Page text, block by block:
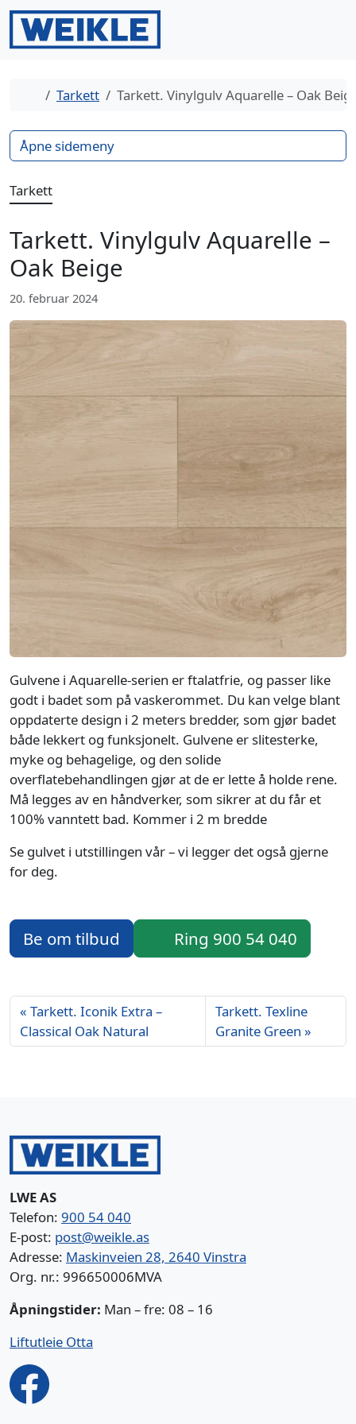
Gå til innhold
Gå til bunntekst
HjemTarkett Tarkett. Vinylgulv Aquarelle – Oak
Tarkett
Tarkett. Vinylgulv Aquarelle –
Oak Beige
20. februar 2024
Gulvene i Aquarelle-serien er ftalatfrie, og passer like
godt i badet som på vaskerommet. Du kan velge blant
oppdaterte design i 2 meters bredder, som gjør badet
både lekkert og funksjonelt. Gulvene er slitesterke,
myke og behagelige, og den solide
overflatebehandlingen gjør at de er lette å holde rene.
Må legges av en håndverker, som sikrer at du får et
100% vanntett bad. Kommer i 2 m bredde
Se gulvet i utstillingen vår – vi legger det også gjerne
for deg.
Be om tilbud Ring 900 54 040
Tarkett. Iconik Extra –
Classical Oak Natural
Tarkett. Texline
Granite Green
Åpne sidemeny
LWE AS
Telefon: 900 54 040
E-post: post@weikle.as
Adresse: Maskinveien 28, 2640 Vinstra
Org. nr.: 996650006MVA
Åpningstider: Man – fre: 08 – 16
Liftutleie Otta